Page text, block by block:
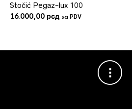
Stočić Pegaz-lux 100
16.000,00 рсд sa PDV